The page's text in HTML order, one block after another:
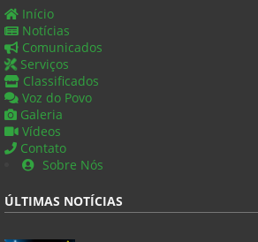
Início
Notícias
Comunicados
Serviços
Classificados
Voz do Povo
Galeria
Vídeos
Contato
Sobre Nós
ÚLTIMAS NOTÍCIAS